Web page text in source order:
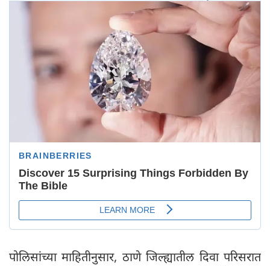
पोलिसांच्या माहितीनुसार, ठाणे जिल्ह्यातील दिवा परिसरात